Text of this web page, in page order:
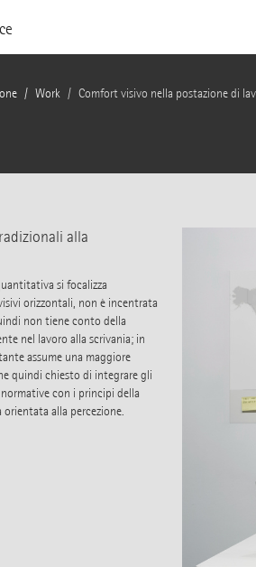
Work Comfort visivo nella postazione di
alla
si focalizza
orizzontali, non è incentrata
non tiene conto della
nel lavoro alla scrivania; in
assume una maggiore
quindi chiesto di integrare gli
con i principi della
alla percezione.